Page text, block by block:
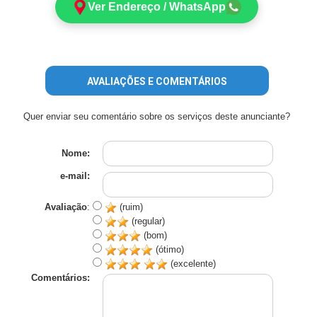
Ver Endereço / WhatsApp
AVALIAÇÕES E COMENTÁRIOS
Quer enviar seu comentário sobre os serviços deste anunciante?
Nome:
e-mail:
Avaliação:
(ruim)
(regular)
(bom)
(ótimo)
(excelente)
Comentários: